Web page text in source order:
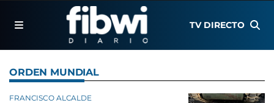
TV DIRECTO
ORDEN MUNDIAL
FRANCISCO ALCALDE